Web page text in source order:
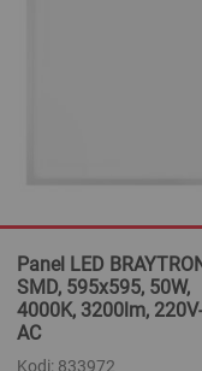
Panel LED
SMD, 595x595, 50W,
4000K, 3200lm,
AC
Kodi: 833972